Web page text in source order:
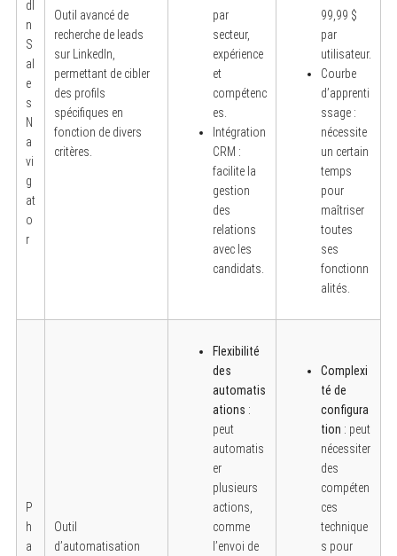
dI
n
S
al
e
s
N
a
vi
g
at
o
r
Outil avancé de
recherche de leads
sur LinkedIn,
permettant de cibler
des profils
spécifiques en
fonction de divers
critères.
par
secteur,
expérience
et
compétenc
es.
Intégration
CRM :
facilite la
gestion
des
relations
avec les
candidats.
99,99 $
par
utilisateur.
Courbe
d’apprenti
ssage :
nécessite
un certain
temps
pour
maîtriser
toutes
ses
fonctionn
alités.
P
h
a
Outil
d’automatisation
Flexibilité
des
automatis
ations :
peut
automatis
er
plusieurs
actions,
comme
l’envoi de
Complexi
té de
configura
tion : peut
nécessiter
des
compéten
ces
technique
s pour